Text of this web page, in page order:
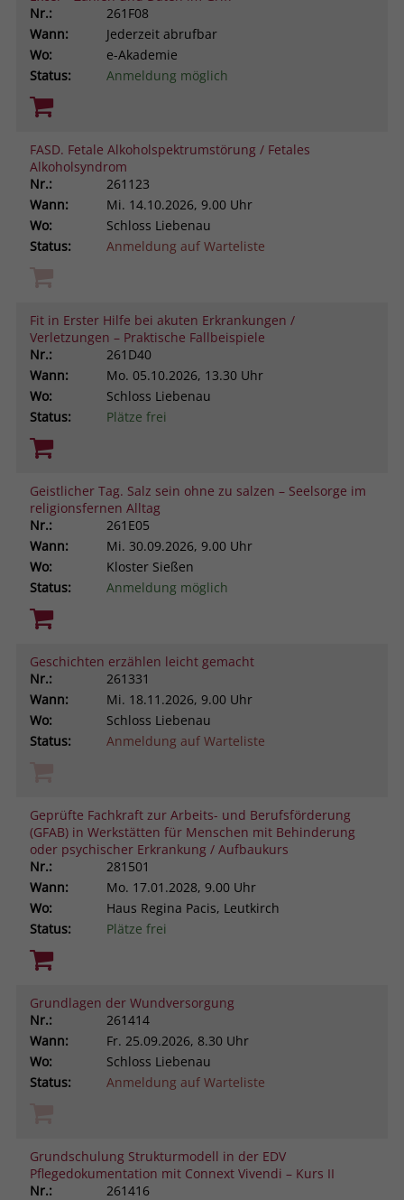
Nr.:
261F08
Wann:
Jederzeit abrufbar
Wo:
e-Akademie
Status:
Anmeldung möglich
FASD. Fetale Alkoholspektrumstörung / Fetales
Alkoholsyndrom
Nr.:
261123
Wann:
Mi. 14.10.2026, 9.00 Uhr
Wo:
Schloss Liebenau
Status:
Anmeldung auf Warteliste
Fit in Erster Hilfe bei akuten Erkrankungen /
Verletzungen – Praktische Fallbeispiele
Nr.:
261D40
Wann:
Mo. 05.10.2026, 13.30 Uhr
Wo:
Schloss Liebenau
Status:
Plätze frei
Geistlicher Tag. Salz sein ohne zu salzen – Seelsorge im
religionsfernen Alltag
Nr.:
261E05
Wann:
Mi. 30.09.2026, 9.00 Uhr
Wo:
Kloster Sießen
Status:
Anmeldung möglich
Geschichten erzählen leicht gemacht
Nr.:
261331
Wann:
Mi. 18.11.2026, 9.00 Uhr
Wo:
Schloss Liebenau
Status:
Anmeldung auf Warteliste
Geprüfte Fachkraft zur Arbeits- und Berufsförderung
(GFAB) in Werkstätten für Menschen mit Behinderung
oder psychischer Erkrankung / Aufbaukurs
Nr.:
281501
Wann:
Mo. 17.01.2028, 9.00 Uhr
Wo:
Haus Regina Pacis, Leutkirch
Status:
Plätze frei
Grundlagen der Wundversorgung
Nr.:
261414
Wann:
Fr. 25.09.2026, 8.30 Uhr
Wo:
Schloss Liebenau
Status:
Anmeldung auf Warteliste
Grundschulung Strukturmodell in der EDV
Pflegedokumentation mit Connext Vivendi – Kurs II
Nr.:
261416